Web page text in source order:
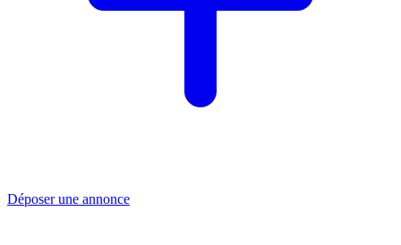
Déposer une annonce